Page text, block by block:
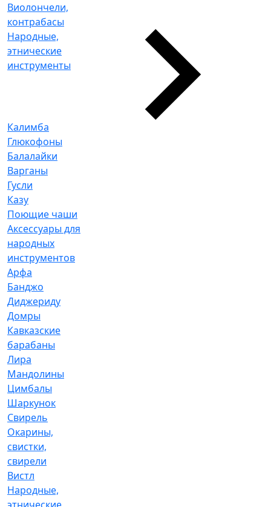
Виолончели,
контрабасы
Народные,
этнические
инструменты
Калимба
Глюкофоны
Балалайки
Варганы
Гусли
Казу
Поющие чаши
Аксессуары для
народных
инструментов
Арфа
Банджо
Диджериду
Домры
Кавказские
барабаны
Лира
Мандолины
Цимбалы
Шаркунок
Свирель
Окарины,
свистки,
свирели
Вистл
Народные,